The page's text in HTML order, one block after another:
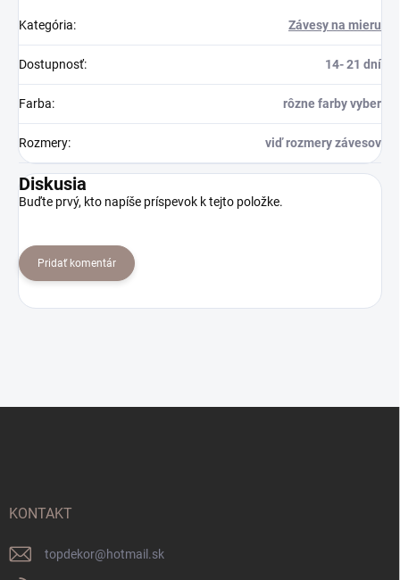
Kategória: Závesy na mieru
Dostupnosť: 14- 21 dní
Farba: rôzne farby vyber
Rozmery: viď rozmery závesov
Diskusia
Buďte prvý, kto napíše príspevok k tejto položke.
Pridať komentár
KONTAKT
topdekor@hotmail.sk